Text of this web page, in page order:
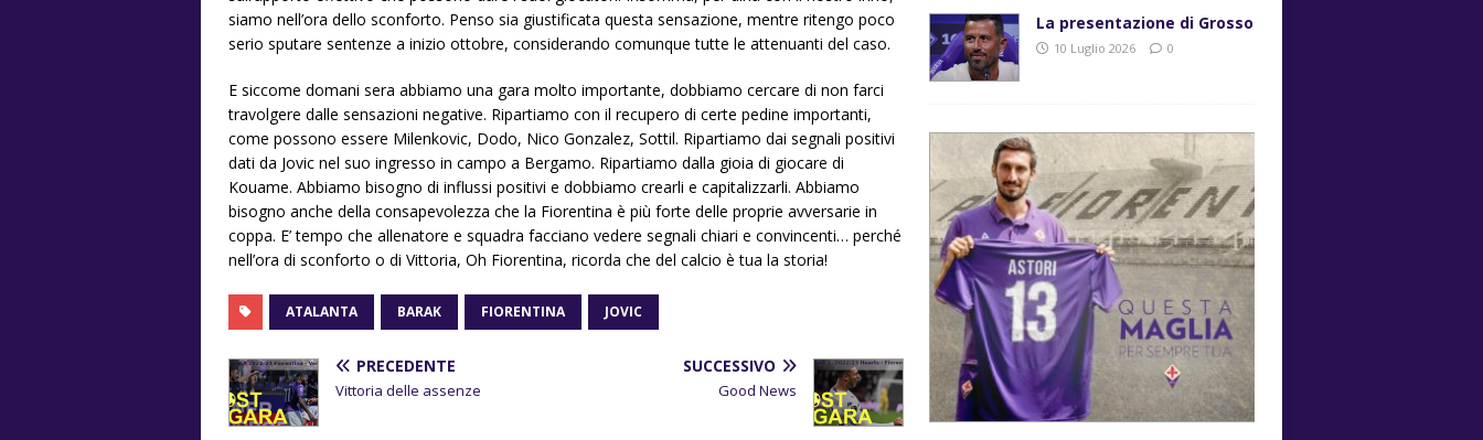
siamo nell’ora dello sconforto. Penso sia giustificata questa sensazione, mentre ritengo poco
serio sputare sentenze a inizio ottobre, considerando comunque tutte le attenuanti del caso.
E siccome domani sera abbiamo una gara molto importante, dobbiamo cercare di non farci
travolgere dalle sensazioni negative. Ripartiamo con il recupero di certe pedine importanti,
come possono essere Milenkovic, Dodo, Nico Gonzalez, Sottil. Ripartiamo dai segnali positivi
dati da Jovic nel suo ingresso in campo a Bergamo. Ripartiamo dalla gioia di giocare di
Kouame. Abbiamo bisogno di influssi positivi e dobbiamo crearli e capitalizzarli. Abbiamo
bisogno anche della consapevolezza che la Fiorentina è più forte delle proprie avversarie in
coppa. E’ tempo che allenatore e squadra facciano vedere segnali chiari e convincenti… perché
nell’ora di sconforto o di Vittoria, Oh Fiorentina, ricorda che del calcio è tua la storia!
ATALANTA BARAK FIORENTINA JOVIC
PRECEDENTE
Vittoria delle assenze
SUCCESSIVO
Good News
La presentazione di Grosso
10 Luglio 2026 0